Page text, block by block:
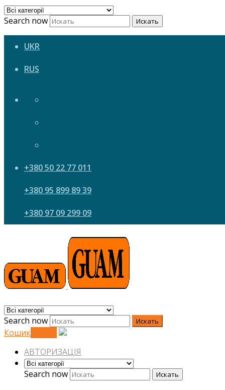
Search now Искать
UKR
RUS
+380 50 22 77 011
+380 95 899 89 39
+380 97 09 299 09
Search now Искать
Кошик
АВТОРИЗАЦІЯ
Search now
Искать